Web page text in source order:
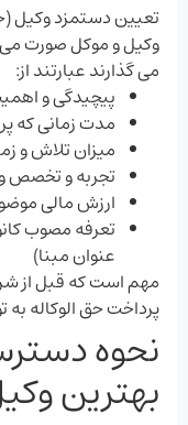
تعیین دستمزد وکیل
وکیل و موکل صورت می
می ‌گذارند عبارتند از:
پیچیدگی و
مدت زمانی که
میزان تلاش و
تجربه و تخصص
ارزش مالی
تعرفه مصوب
عنوان مبنا)
مهم است که قبل از
پرداخت حق الوکاله
نحوه
بهترین